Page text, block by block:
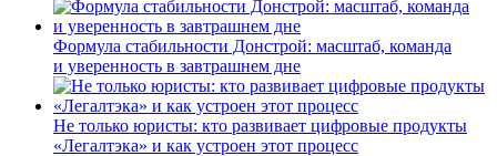
Формула стабильности Донстрой: масштаб, команда
и уверенность в завтрашнем дне
Не только юристы: кто развивает цифровые продукты
«Легалтэка» и как устроен этот процесс